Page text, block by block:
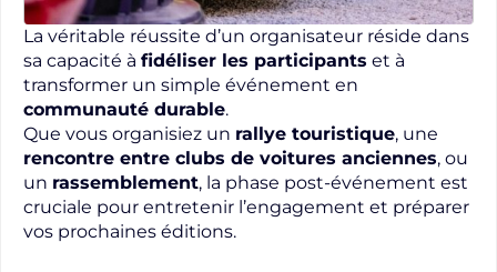
La véritable réussite d’un organisateur réside dans
sa capacité à fidéliser les participants et à
transformer un simple événement en
communauté durable.
Que vous organisiez un rallye touristique, une
rencontre entre clubs de voitures anciennes, ou
un rassemblement, la phase post-événement est
cruciale pour entretenir l’engagement et préparer
vos prochaines éditions.